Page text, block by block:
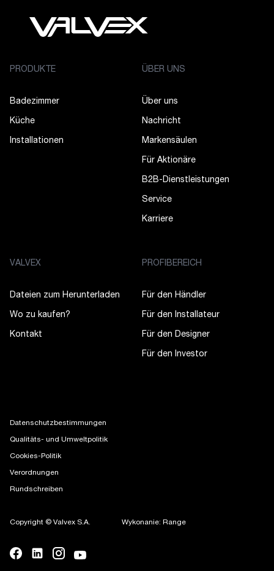
PRODUKTE
Badezimmer
Küche
Installationen
ÜBER UNS
Über uns
Nachricht
Markensäulen
Für Aktionäre
B2B-Dienstleistungen
Service
Karriere
VALVEX
Dateien zum Herunterladen
Wo zu kaufen?
Kontakt
PROFIBEREICH
Für den Händler
Für den Installateur
Für den Designer
Für den Investor
Datenschutzbestimmungen
Qualitäts- und Umweltpolitik
Cookies-Politik
Verordnungen
Rundschreiben
Copyright © Valvex S.A. Wykonanie: Range